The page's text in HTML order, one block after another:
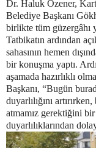
Dr. Haluk Özener,
Belediye Başkanı
birlikte tüm güzergâhı
Tatbikatın ardından
sahasının hemen
bir konuşma yaptı.
aşamada hazırlıklı
Başkanı, “Bugün
duyarlılığını
atmamız gerektiğini bir
duyarlılıklarından